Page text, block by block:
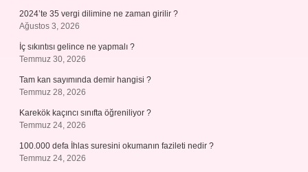
2024’te 35 vergi dilimine ne zaman girilir ?
Ağustos 3, 2026
İç sıkıntısı gelince ne yapmalı ?
Temmuz 30, 2026
Tam kan sayımında demir hangisi ?
Temmuz 28, 2026
Karekök kaçıncı sınıfta öğreniliyor ?
Temmuz 24, 2026
100.000 defa İhlas suresini okumanın fazileti nedir ?
Temmuz 24, 2026